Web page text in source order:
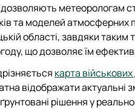
дозволяють метеорологам
та моделей
області, завдяки
що дозволяє їм
карта військових
відображати
рішення у